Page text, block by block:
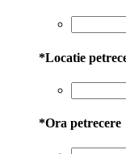
*Locatie
*Ora petrecere